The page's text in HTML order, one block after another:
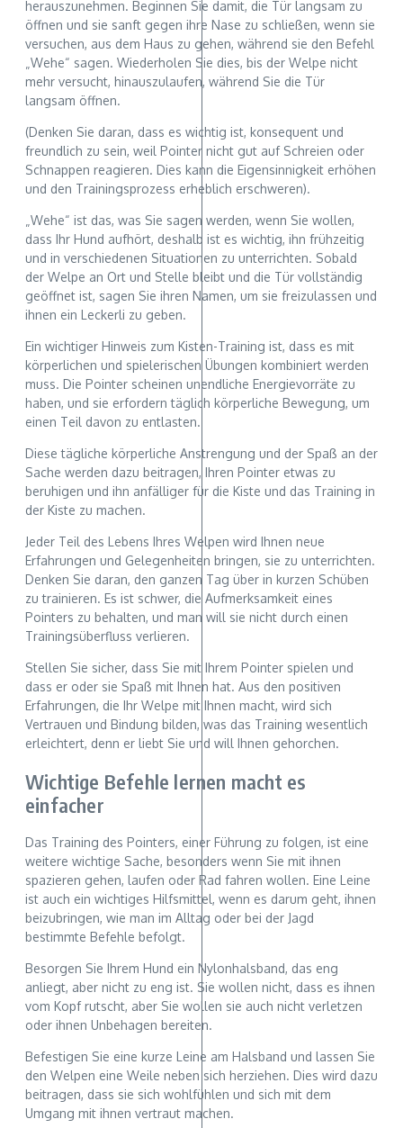
herauszunehmen. Beginnen Sie damit, die Tür langsam zu
öffnen und sie sanft gegen ihre Nase zu schließen, wenn sie
versuchen, aus dem Haus zu gehen, während sie den Befehl
„Wehe“ sagen. Wiederholen Sie dies, bis der Welpe nicht
mehr versucht, hinauszulaufen, während Sie die Tür
langsam öffnen.
(Denken Sie daran, dass es wichtig ist, konsequent und
freundlich zu sein, weil Pointer nicht gut auf Schreien oder
Schnappen reagieren. Dies kann die Eigensinnigkeit erhöhen
und den Trainingsprozess erheblich erschweren).
„Wehe“ ist das, was Sie sagen werden, wenn Sie wollen,
dass Ihr Hund aufhört, deshalb ist es wichtig, ihn frühzeitig
und in verschiedenen Situationen zu unterrichten. Sobald
der Welpe an Ort und Stelle bleibt und die Tür vollständig
geöffnet ist, sagen Sie ihren Namen, um sie freizulassen und
ihnen ein Leckerli zu geben.
Ein wichtiger Hinweis zum Kisten-Training ist, dass es mit
körperlichen und spielerischen Übungen kombiniert werden
muss. Die Pointer scheinen unendliche Energievorräte zu
haben, und sie erfordern täglich körperliche Bewegung, um
einen Teil davon zu entlasten.
Diese tägliche körperliche Anstrengung und der Spaß an der
Sache werden dazu beitragen, Ihren Pointer etwas zu
beruhigen und ihn anfälliger für die Kiste und das Training in
der Kiste zu machen.
Jeder Teil des Lebens Ihres Welpen wird Ihnen neue
Erfahrungen und Gelegenheiten bringen, sie zu unterrichten.
Denken Sie daran, den ganzen Tag über in kurzen Schüben
zu trainieren. Es ist schwer, die Aufmerksamkeit eines
Pointers zu behalten, und man will sie nicht durch einen
Trainingsüberfluss verlieren.
Stellen Sie sicher, dass Sie mit Ihrem Pointer spielen und
dass er oder sie Spaß mit Ihnen hat. Aus den positiven
Erfahrungen, die Ihr Welpe mit Ihnen macht, wird sich
Vertrauen und Bindung bilden, was das Training wesentlich
erleichtert, denn er liebt Sie und will Ihnen gehorchen.
Wichtige Befehle lernen macht es
einfacher
Das Training des Pointers, einer Führung zu folgen, ist eine
weitere wichtige Sache, besonders wenn Sie mit ihnen
spazieren gehen, laufen oder Rad fahren wollen. Eine Leine
ist auch ein wichtiges Hilfsmittel, wenn es darum geht, ihnen
beizubringen, wie man im Alltag oder bei der Jagd
bestimmte Befehle befolgt.
Besorgen Sie Ihrem Hund ein Nylonhalsband, das eng
anliegt, aber nicht zu eng ist. Sie wollen nicht, dass es ihnen
vom Kopf rutscht, aber Sie wollen sie auch nicht verletzen
oder ihnen Unbehagen bereiten.
Befestigen Sie eine kurze Leine am Halsband und lassen Sie
den Welpen eine Weile neben sich herziehen. Dies wird dazu
beitragen, dass sie sich wohlfühlen und sich mit dem
Umgang mit ihnen vertraut machen.